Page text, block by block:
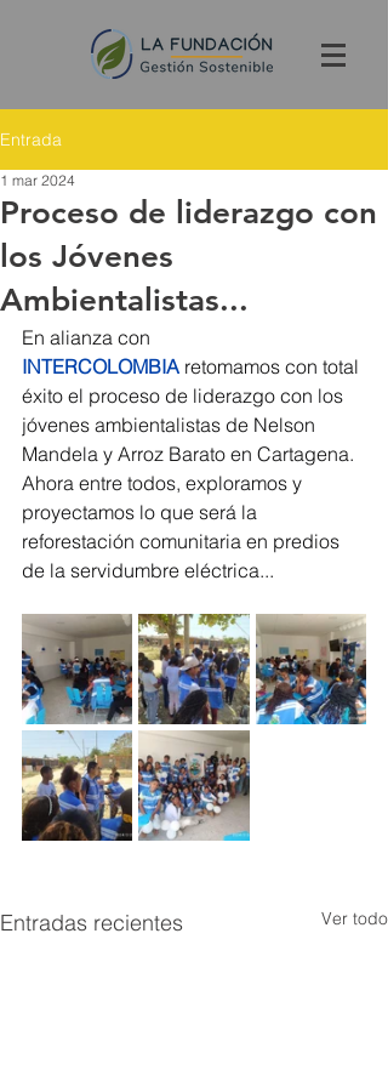
Entrada
Proceso de liderazgo con
los Jóvenes
Ambientalistas...
1 mar 2024
En alianza con
INTERCOLOMBIA retomamos con total
éxito el proceso de liderazgo con los
jóvenes ambientalistas de Nelson
Mandela y Arroz Barato en Cartagena.
Ahora entre todos, exploramos y
proyectamos lo que será la
reforestación comunitaria en predios
de la servidumbre eléctrica...
Entradas recientes Ver todo